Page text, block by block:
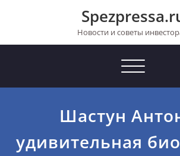
Новости и советы
Toggle
Шастун
удивительная